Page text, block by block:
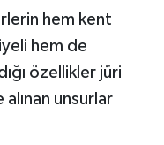
hem kent
hem de
özellikler jüri
unsurlar